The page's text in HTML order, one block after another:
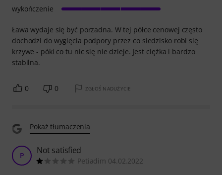
Ława wydaje się być porzadna. W tej półce cenowej często
dochodzi do wygięcia podpory przez co siedzisko robi się
krzywe - póki co tu nic się nie dzieje. Jest ciężka i bardzo
stabilna.
wykończenie
0 0 ZGŁOŚ NADUŻYCIE
Pokaż tłumaczenia
P Not satisfied
Petiadim 04.02.2022